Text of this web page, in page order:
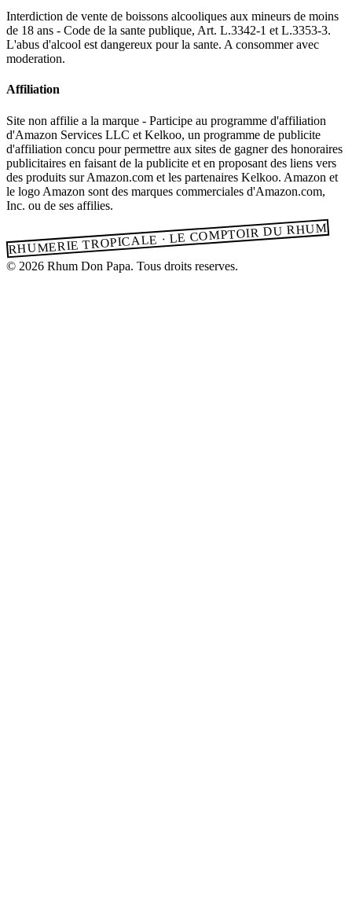
Interdiction de vente de boissons alcooliques aux mineurs de moins
de 18 ans - Code de la sante publique, Art. L.3342-1 et L.3353-3.
L'abus d'alcool est dangereux pour la sante. A consommer avec
moderation.
Affiliation
Site non affilie a la marque - Participe au programme d'affiliation
d'Amazon Services LLC et Kelkoo, un programme de publicite
d'affiliation concu pour permettre aux sites de gagner des honoraires
publicitaires en faisant de la publicite et en proposant des liens vers
des produits sur Amazon.com et les partenaires Kelkoo. Amazon et
le logo Amazon sont des marques commerciales d'Amazon.com,
Inc. ou de ses affilies.
RHUMERIE TROPICALE · LE COMPTOIR DU RHUM
© 2026 Rhum Don Papa. Tous droits reserves.